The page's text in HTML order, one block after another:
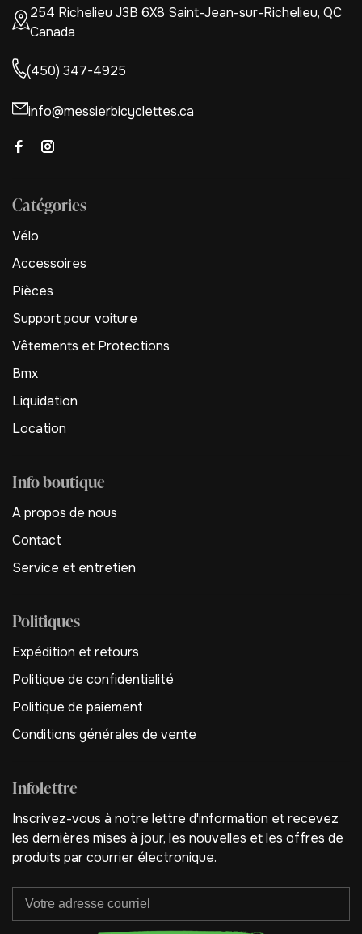
254 Richelieu J3B 6X8 Saint-Jean-sur-Richelieu, QC
Canada
(450) 347-4925
info@messierbicyclettes.ca
Catégories
Vélo
Accessoires
Pièces
Support pour voiture
Vêtements et Protections
Bmx
Liquidation
Location
Info boutique
A propos de nous
Contact
Service et entretien
Politiques
Expédition et retours
Politique de confidentialité
Politique de paiement
Conditions générales de vente
Infolettre
Inscrivez-vous à notre lettre d'information et recevez
les dernières mises à jour, les nouvelles et les offres de
produits par courrier électronique.